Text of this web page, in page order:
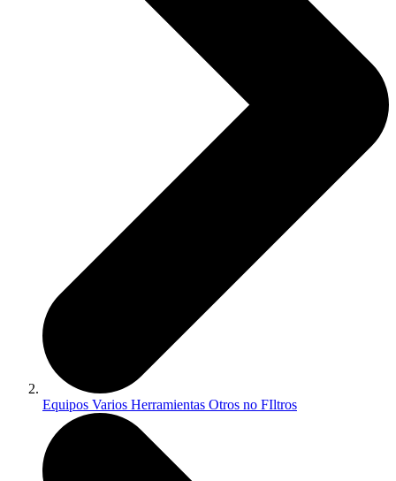
Equipos Varios Herramientas Otros no FIltros